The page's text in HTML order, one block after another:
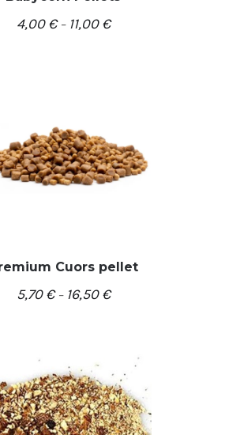
4,00€– 11,00€
Cuors pellet
5,70€– 16,50€